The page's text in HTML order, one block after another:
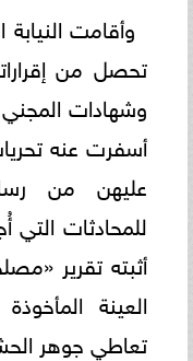
وأقامت
تحصل من
وشهادات
أسفرت عنه
عليهن من
للمحادثات التي
أثبته تقرير
العينة
تعاطي جوهر